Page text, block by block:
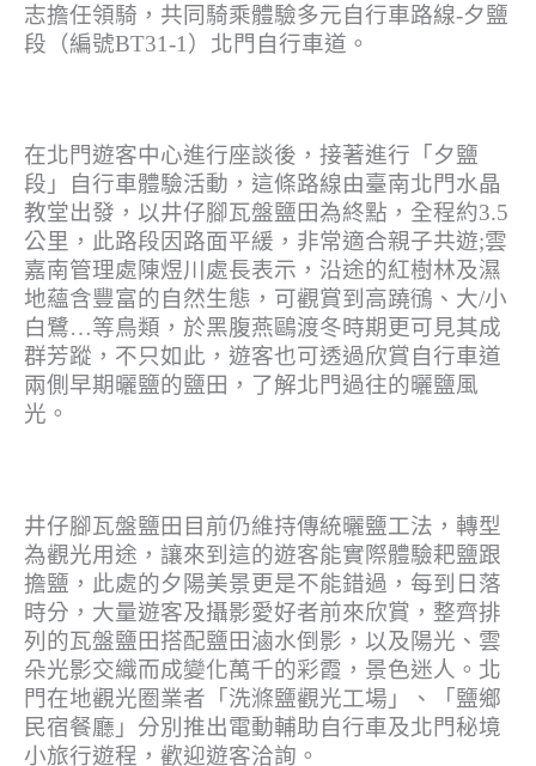
志擔任領騎，共同騎乘體驗多元自行車路線-夕鹽
段（編號BT31-1）北門自行車道。
在北門遊客中心進行座談後，接著進行「夕鹽
段」自行車體驗活動，這條路線由臺南北門水晶
教堂出發，以井仔腳瓦盤鹽田為終點，全程約3.5
公里，此路段因路面平緩，非常適合親子共遊;雲
嘉南管理處陳煜川處長表示，沿途的紅樹林及濕
地蘊含豐富的自然生態，可觀賞到高蹺鴴、大/小
白鷺…等鳥類，於黑腹燕鷗渡冬時期更可見其成
群芳蹤，不只如此，遊客也可透過欣賞自行車道
兩側早期曬鹽的鹽田，了解北門過往的曬鹽風
光。
井仔腳瓦盤鹽田目前仍維持傳統曬鹽工法，轉型
為觀光用途，讓來到這的遊客能實際體驗耙鹽跟
擔鹽，此處的夕陽美景更是不能錯過，每到日落
時分，大量遊客及攝影愛好者前來欣賞，整齊排
列的瓦盤鹽田搭配鹽田滷水倒影，以及陽光、雲
朵光影交織而成變化萬千的彩霞，景色迷人。北
門在地觀光圈業者「洗滌鹽觀光工場」、「鹽鄉
民宿餐廳」分別推出電動輔助自行車及北門秘境
小旅行遊程，歡迎遊客洽詢。